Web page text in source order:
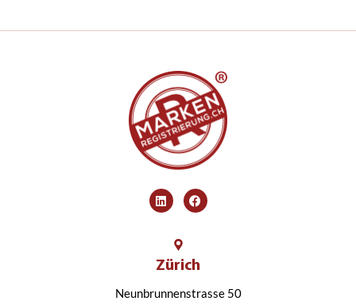
Zürich
Neunbrunnenstrasse 50